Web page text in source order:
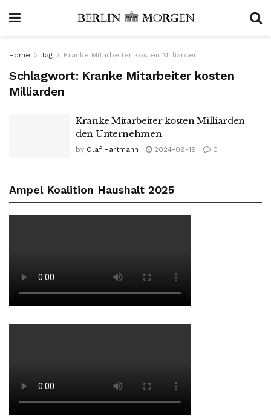
Home Tag Kranke Mitarbeiter kosten Milliarden
Schlagwort: Kranke Mitarbeiter kosten
Milliarden
Kranke Mitarbeiter kosten Milliarden
den Unternehmen
by Olaf Hartmann 2024-09-19 0
Ampel Koalition Haushalt 2025